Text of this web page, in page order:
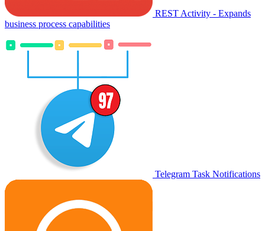
REST Activity - Expands
business process capabilities
Telegram Task Notifications